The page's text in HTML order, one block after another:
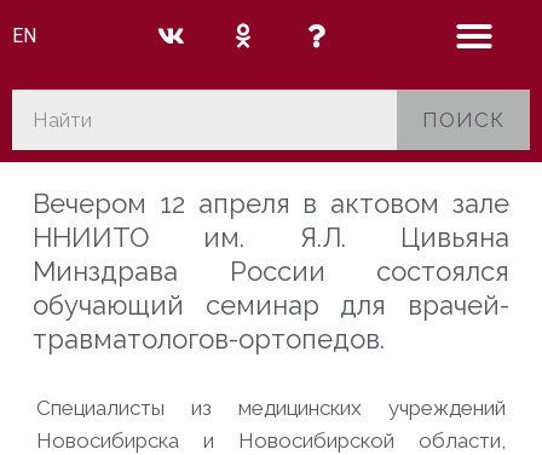
EN
ПОИСК
Вечером 12 апреля в актовом зале
ННИИТО им. Я.Л. Цивьяна
Минздрава России состоялся
обучающий семинар для врачей-
травматологов-ортопедов.
Специалисты из медицинских учреждений
Новосибирска и Новосибирской области,